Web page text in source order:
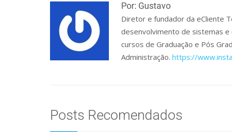
Por: Gustavo
Diretor e fundador da eCliente
desenvolvimento de sistemas
cursos de Graduação e Pós
Administração. https://
Posts Recomendados